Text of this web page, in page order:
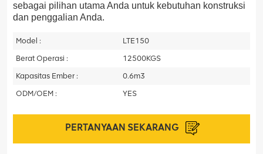
sebagai pilihan utama Anda untuk kebutuhan konstruksi
dan penggalian Anda.
Model :
LTE150
Berat Operasi :
12500KGS
Kapasitas Ember :
0.6m3
ODM/OEM :
YES
PERTANYAAN SEKARANG